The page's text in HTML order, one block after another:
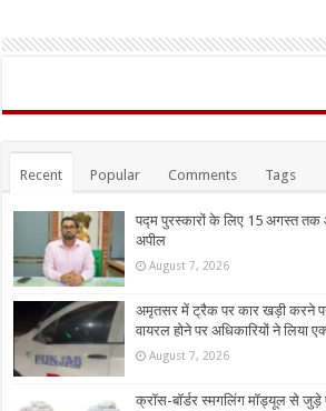
Recent Popular Comments Tags
पद्म पुरस्कारों के लिए 15 अगस्त
अपील
August 7, 2026
अमृतसर में ट्रैक पर कार खड़ी करने
वायरल होने पर अधिकारियों ने लिया
August 7, 2026
क्रॉस-बॉर्डर स्मगलिंग मॉड्यूल से जुड़े